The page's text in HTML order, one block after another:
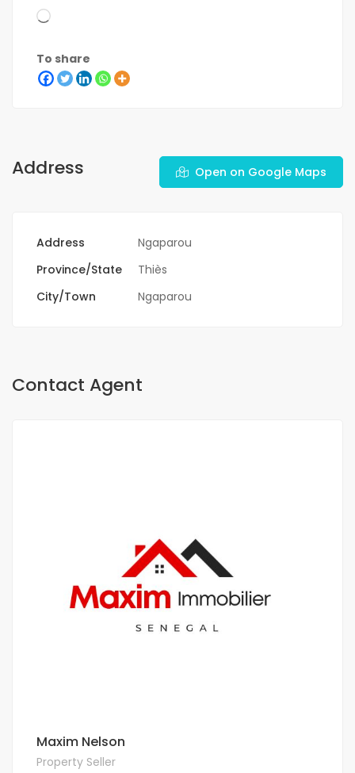
To share
Address Open on Google Maps
Address
Ngaparou
Province/State
Thiès
City/Town
Ngaparou
Contact Agent
Maxim Nelson
Property Seller